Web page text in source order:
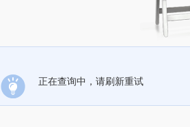
正在查询中，请刷新重试